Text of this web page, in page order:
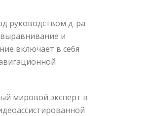
руководством д-ра
и
включает в себя
мировой эксперт в